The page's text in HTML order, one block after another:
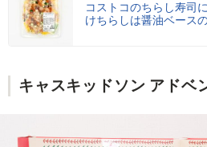
コストコのちらし寿司
けちらしは醤油ベース
キャスキッドソン アドベ